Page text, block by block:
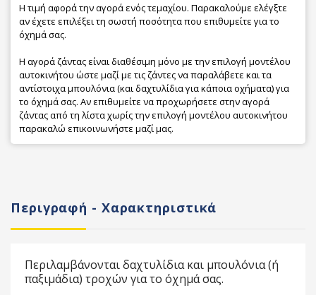
Η τιμή αφορά την αγορά ενός τεμαχίου. Παρακαλούμε ελέγξτε
αν έχετε επιλέξει τη σωστή ποσότητα που επιθυμείτε για το
όχημά σας.
Η αγορά ζάντας είναι διαθέσιμη μόνο με την επιλογή μοντέλου
αυτοκινήτου ώστε μαζί με τις ζάντες να παραλάβετε και τα
αντίστοιχα μπουλόνια (και δαχτυλίδια για κάποια οχήματα) για
το όχημά σας. Αν επιθυμείτε να προχωρήσετε στην αγορά
ζάντας από τη λίστα χωρίς την επιλογή μοντέλου αυτοκινήτου
παρακαλώ επικοινωνήστε μαζί μας.
Περιγραφή - Χαρακτηριστικά
Περιλαμβάνονται δαχτυλίδια και μπουλόνια (ή
παξιμάδια) τροχών για το όχημά σας.